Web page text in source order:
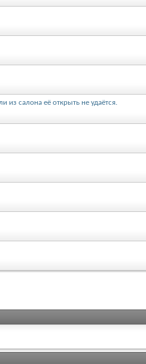
из салона её открыть не удаётся.